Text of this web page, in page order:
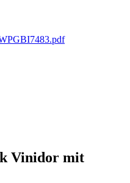
Vinidor mit